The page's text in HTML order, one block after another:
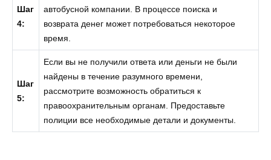
Шаг
4:
автобусной компании. В процессе поиска и
возврата денег может потребоваться некоторое
время.
Шаг
5:
Если вы не получили ответа или деньги не были
найдены в течение разумного времени,
рассмотрите возможность обратиться к
правоохранительным органам. Предоставьте
полиции все необходимые детали и документы.